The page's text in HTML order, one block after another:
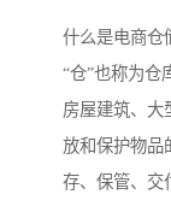
什么是电商仓
“仓”也称为仓
房屋建筑、大
放和保护物品
存、保管、交